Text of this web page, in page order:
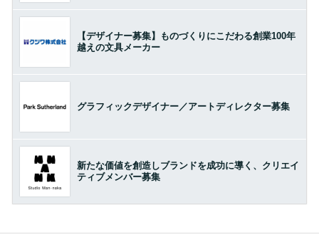
【デザイナー募集】ものづくりにこだわる創業100年
越えの文具メーカー
グラフィックデザイナー／アートディレクター募集
新たな価値を創造しブランドを成功に導く、クリエイ
ティブメンバー募集